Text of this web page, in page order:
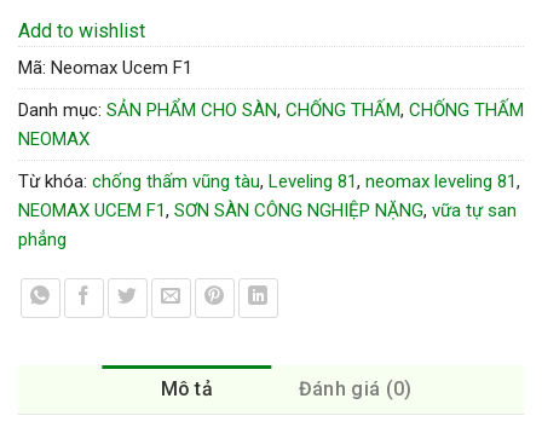
Add to wishlist
Mã: Neomax Ucem F1
Danh mục: SẢN PHẨM CHO SÀN, CHỐNG THẤM, CHỐNG THẤM
NEOMAX
Từ khóa: chống thấm vũng tàu, Leveling 81, neomax leveling 81,
NEOMAX UCEM F1, SƠN SÀN CÔNG NGHIỆP NẶNG, vữa tự san
phẳng
Mô tả Đánh giá (0)